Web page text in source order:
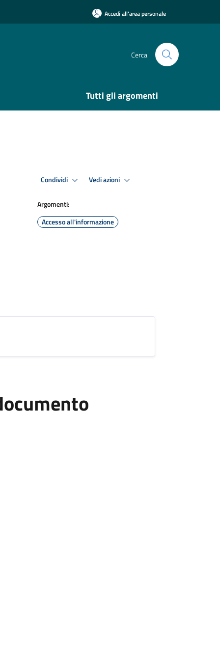
Accedi all'area personale
Cerca
Tutti gli argomenti
Condividi Vedi azioni
Argomenti:
Accesso all'informazione